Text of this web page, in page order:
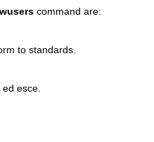
command are:
to standards.
esce.